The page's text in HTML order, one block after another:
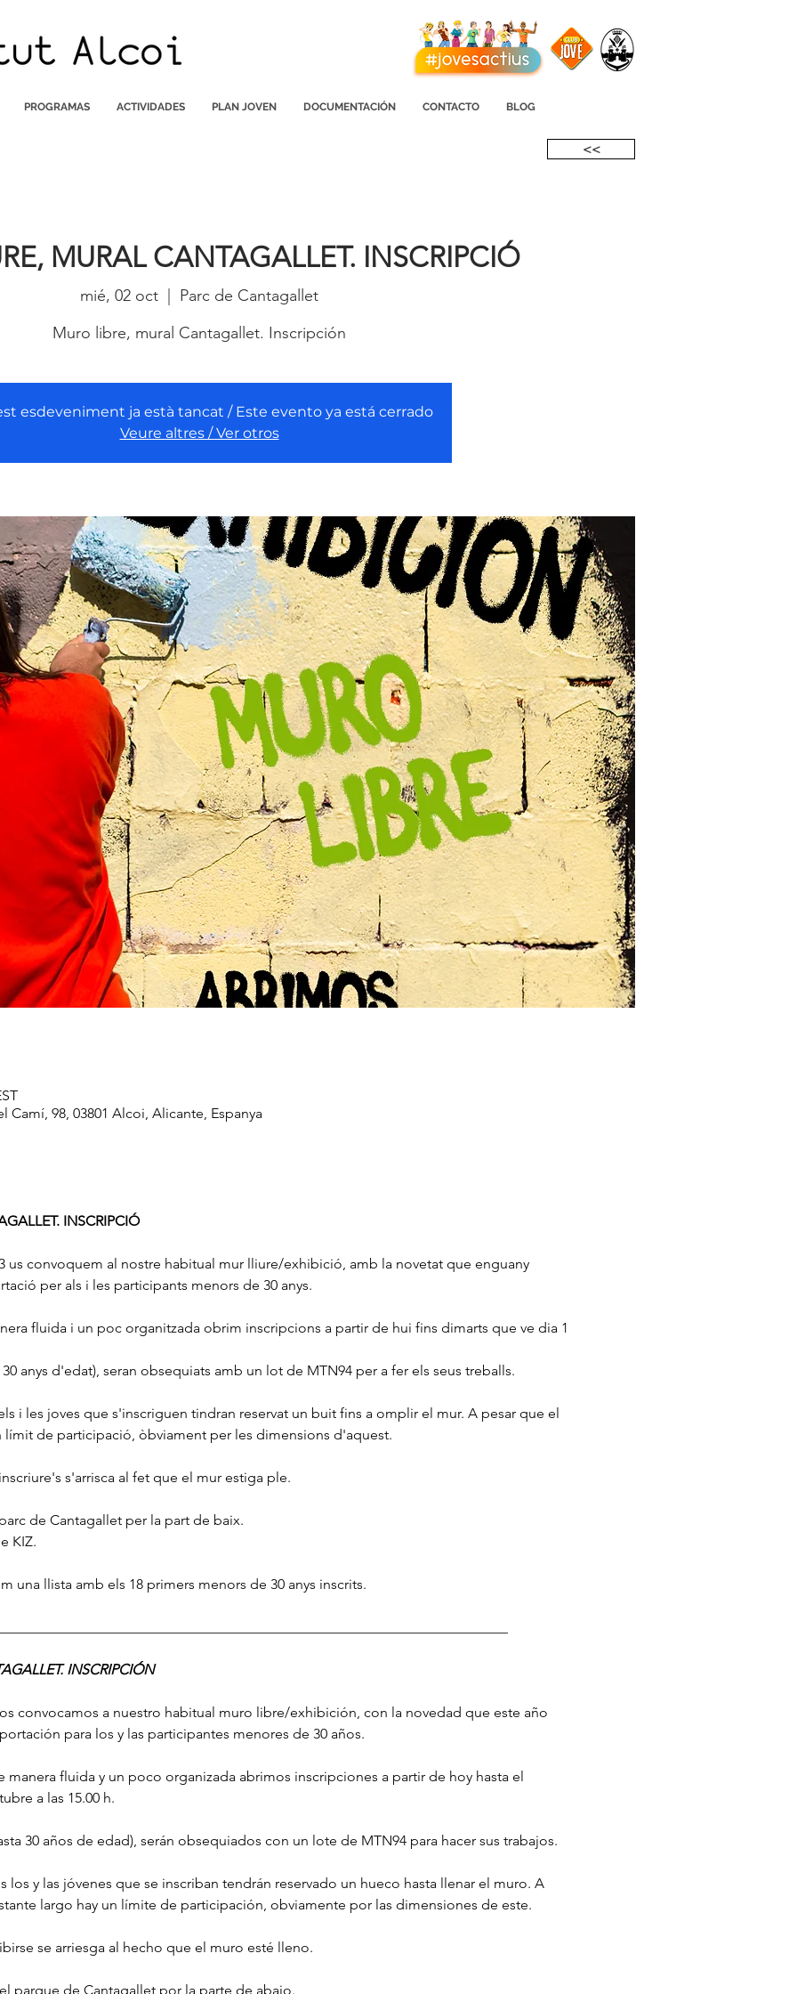
PROGRAMAS ACTIVIDADES PLAN JOVEN DOCUMENTACIÓN CONTACTO BLOG
<<
MURAL CANTAGALLET. INSCRIPCIÓ
mié, 02 oct
Parc de Cantagallet
Muro libre, mural Cantagallet. Inscripción
esdeveniment ja està tancat / Este evento ya está cerrado
Veure altres / Ver otros
Camí, 98, 03801 Alcoi, Alicante, Espanya
INSCRIPCIÓ
us convoquem al nostre habitual mur lliure/exhibició, amb la novetat que enguany
per als i les participants menors de 30 anys.
fluida i un poc organitzada obrim inscripcions a partir de hui fins dimarts que ve dia 1
anys d'edat), seran obsequiats amb un lot de MTN94 per a fer els seus treballs.
i les joves que s'inscriguen tindran reservat un buit fins a omplir el mur. A pesar que el
límit de participació, òbviament per les dimensions d'aquest.
s'arrisca al fet que el mur estiga ple.
de Cantagallet per la part de baix.
KIZ.
una llista amb els 18 primers menors de 30 anys inscrits.
INSCRIPCIÓN
convocamos a nuestro habitual muro libre/exhibición, con la novedad que este año
para los y las participantes menores de 30 años.
manera fluida y un poco organizada abrimos inscripciones a partir de hoy hasta el
a las 15.00 h.
30 años de edad), serán obsequiados con un lote de MTN94 para hacer sus trabajos.
y las jóvenes que se inscriban tendrán reservado un hueco hasta llenar el muro. A
largo hay un límite de participación, obviamente por las dimensiones de este.
se arriesga al hecho que el muro esté lleno.
parque de Cantagallet por la parte de abajo.